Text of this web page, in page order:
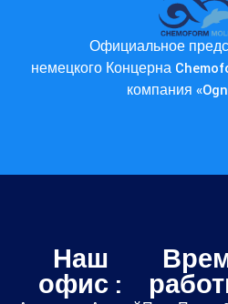
Официальное
немецкого Концерна
компания
Наш
офис :